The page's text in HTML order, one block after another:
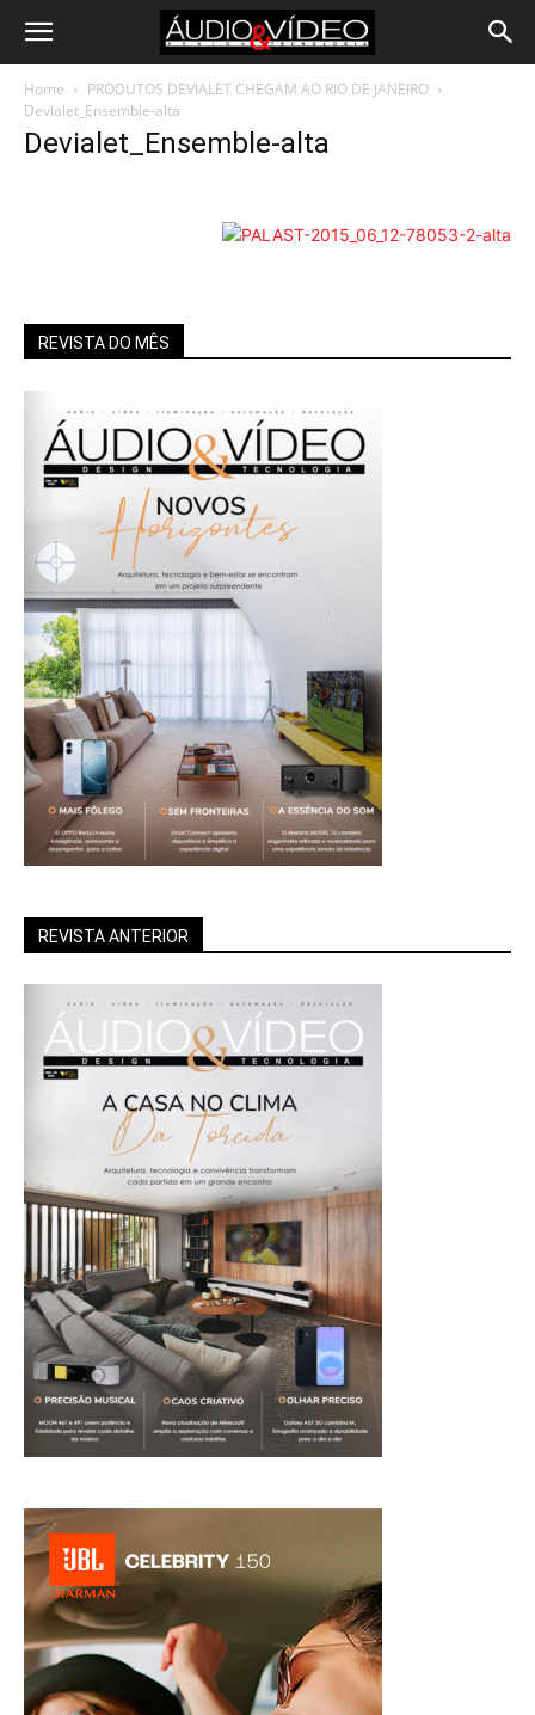
Home
PRODUTOS DEVIALET CHEGAM AO RIO DE JANEIRO
Devialet_Ensemble-alta
Devialet_Ensemble-alta
REVISTA DO MÊS
REVISTA ANTERIOR